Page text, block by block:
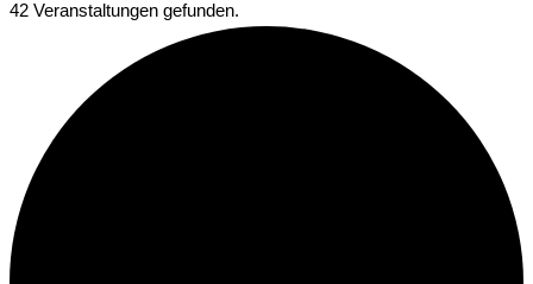
42 Veranstaltungen gefunden.